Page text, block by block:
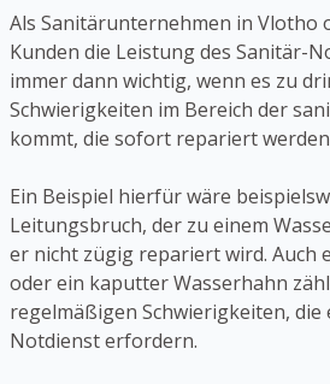
Als Sanitärunternehmen in Vlotho
Kunden die Leistung des Sanitär-
immer dann wichtig, wenn es zu
Schwierigkeiten im Bereich der
kommt, die sofort repariert
Ein Beispiel hierfür wäre
Leitungsbruch, der zu einem
er nicht zügig repariert wird. Auch
oder ein kaputter Wasserhahn
regelmäßigen Schwierigkeiten, die
Notdienst erfordern.